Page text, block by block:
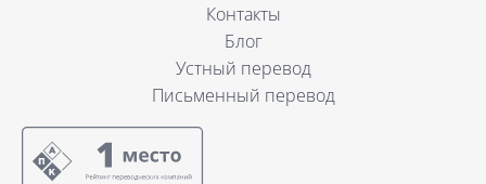
Контакты
Блог
Устный перевод
Письменный перевод